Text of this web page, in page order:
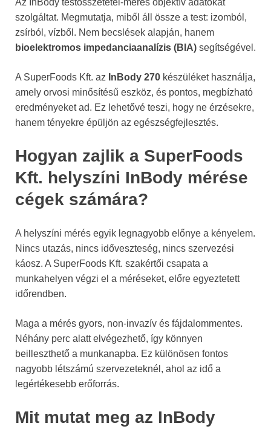
szolgáltat. Megmutatja, miből áll össze a test: izomból,
zsírból, vízből. Nem becslések alapján, hanem
bioelektromos impedanciaanalízis (BIA) segítségével.
A SuperFoods Kft. az InBody 270 készüléket használja,
amely orvosi minősítésű eszköz, és pontos, megbízható
eredményeket ad. Ez lehetővé teszi, hogy ne érzésekre,
hanem tényekre épüljön az egészségfejlesztés.
Hogyan zajlik a SuperFoods
Kft. helyszíni InBody mérése
cégek számára?
A helyszíni mérés egyik legnagyobb előnye a kényelem.
Nincs utazás, nincs időveszteség, nincs szervezési
káosz. A SuperFoods Kft. szakértői csapata a
munkahelyen végzi el a méréseket, előre egyeztetett
időrendben.
Maga a mérés gyors, non-invazív és fájdalommentes.
Néhány perc alatt elvégezhető, így könnyen
beilleszthető a munkanapba. Ez különösen fontos
nagyobb létszámú szervezeteknél, ahol az idő a
legértékesebb erőforrás.
Mit mutat meg az InBody